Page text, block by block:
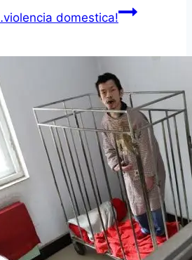
domestica!